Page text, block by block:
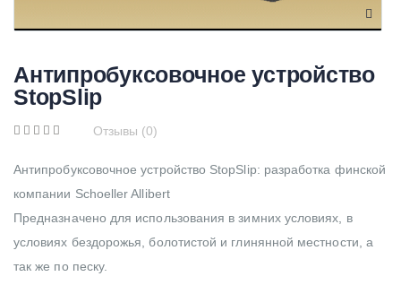
Антипробуксовочное устройство
StopSlip
Отзывы (0)
Антипробуксовочное устройство StopSlip: разработка финской
компании Schoeller Allibert
Предназначено для использования в зимних условиях, в
условиях бездорожья, болотистой и глинянной местности, а
так же по песку.